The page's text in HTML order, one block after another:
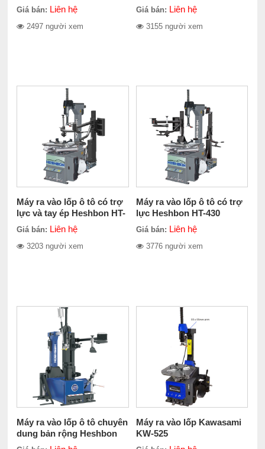
Giá bán: Liên hệ
2497 người xem
Giá bán: Liên hệ
3155 người xem
Máy ra vào lốp ô tô có trợ
lực và tay ép Heshbon HT-
420
Giá bán: Liên hệ
3203 người xem
Máy ra vào lốp ô tô có trợ
lực Heshbon HT-430
Giá bán: Liên hệ
3776 người xem
Máy ra vào lốp ô tô chuyên
dung bản rộng Heshbon
HT-460S
Máy ra vào lốp Kawasami
KW-525